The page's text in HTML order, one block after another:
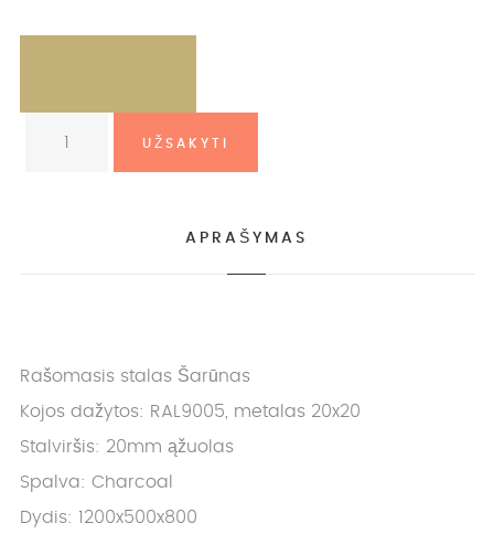
APRAŠYMAS
Rašomasis stalas Šarūnas
Kojos dažytos: RAL9005, metalas 20x20
Stalviršis: 20mm ąžuolas
Spalva: Charcoal
Dydis: 1200x500x800